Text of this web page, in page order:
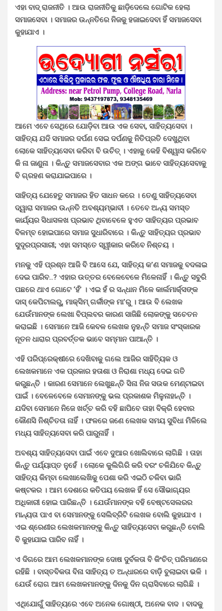
ଏହା ବାଦ୍ ରାଜନୀତି । ଆଉ ରାଜନୀତିକୁ ଛାଡ଼ିଦେଲେ ଗୋଟିକ ହେଲା
ସମାଜସେବା । ସମାଜର ଉନ୍ନତିରେ ନିଜକୁ ହଜାଇଦେବା ହିଁ ସମାଜସେବା
କୁହାଯାଏ ।
ଆମେ ଏବେ ସେଥିରେ ଯୋଡ଼ିବା ଆଉ ଏକ ସେବା, ସାହିତ୍ୟସେବା ।
ସାହିତ୍ୟ ଯଦି ସମାଜର ଦର୍ପଣ ସେଇ ଦର୍ପଣକୁ ନିତିପ୍ରତି ଦେଖୁଥିବା
ଲୋକେ ସାହିତ୍ୟସେବା କରିବା ବି ଉଚିତ୍ । ଏହାକୁ କେହି ବିଶ୍ୱାସ କରିବେ
କି ନା ଜାଣୁନା । କିନ୍ତୁ ସମାଜସେବାର ଏକ ଅଙ୍ଗ ଭାବେ ସାହିତ୍ୟସେବାକୁ
ବି ଗ୍ରହଣ କରାଯାଇପାରେ ।
ସାହିତ୍ୟ ଯେହେତୁ ସମାଜର ହିତ ସାଧନ କରେ । ତେଣୁ ସାହିତ୍ୟସେବା
ଦ୍ୱାରା ସମାଜର ଉନ୍ନତି ଅବଶ୍ୟମ୍ଭାବୀ । ତେବେ ଅନ୍ୟ ସମସ୍ତ
କାର୍ଯ୍ୟର ସିଧାସଳଖ ପ୍ରଭାବ ଥିବାବେଳେ ହୁଏତ ସାହିତ୍ୟର ପ୍ରଭାବ
ବିଳମ୍ବ ହୋଇପାରେ ସମାଜ ସୁଧାରିବାରେ । କିନ୍ତୁ ସାହିତ୍ୟର ପ୍ରଭାବ
ସୁଦୂରପ୍ରସାରୀ; ଏହା ସମସ୍ତେ ସ୍ୱୀକାର କରିବେ ନିଶ୍ଚୟ ।
ମନକୁ ଏହି ପ୍ରଶ୍ନ ଆଜି ବି ଆସେ ଯେ, ସାହିତ୍ୟ କ’ଣ ସମାଜକୁ ବଦଳାଇ
ଦେଇ ପାରିବ..? ଏହାର ଉତ୍ତର ବେଳେବେଳେ ମିଳେନାହିଁ । କିନ୍ତୁ ସବୁରି
ପଛରେ ଥାଏ ଗୋଟେ ‘ହଁ’ । ଏଇ ହଁ ର ସନ୍ଧାନ ମିଳେ କାର୍ଲମାର୍କ୍ସଙ୍କ
ଦାସ୍ କେପିଟାଲରୁ, ମାକ୍ସିମ୍ ଗର୍କୀଙ୍କ ମା’ରୁ । ଆଉ ବି ଲେଖକ
ଯେଉଁମାନଙ୍କ ଲେଖା ବିପ୍ଲବର କାରଣ ସାଜିଛି ଲୋକଙ୍କୁ ସଚେତନ
କରାଇଛି । ସେମାନେ ଆଜି କେବଳ ଲେଖକ ନୁହନ୍ତି ସମାଜ ସଂସ୍କାରକ
ନୂତନ ଧାରାର ପ୍ରବର୍ତ୍ତକ ଭାବେ ସମ୍ମାନ ପାଆନ୍ତି ।
ଏହି ପରିପ୍ରେକ୍ଷୀରେ ଦେଖିବାକୁ ଗଲେ ଆଜିର ସାହିତ୍ୟିକ ଓ
ଲେଖକମାନେ ଏକ ପ୍ରକାର ହତାଶା ଓ ନିରାଶା ମଧ୍ୟ ଦେଇ ଗତି
କରୁଛନ୍ତି । କାରଣ ସେମାନେ ଲେଖୁଛନ୍ତି ସିନା ନିଜ ସଉକ ମେଣ୍ଟାଇବା
ପାଇଁ । ବେଳେବେଳେ ସେମାନଙ୍କୁ ଭଲ ପ୍ରକାଶକ ମିଳୁନାହାନ୍ତି ।
ଯଦିବା ସେମାନେ ନିଜେ ଖର୍ଚ୍ଚ କରି ବହି ଛାପିବେ ତାହା ବିକ୍ରି ହେବାର
କୌଣସି ନିଶ୍ଚିତତା ନାହିଁ । ଫଳରେ ଜଣେ ଲେଖକ ସମୟ ସୁବିଧା ମିଳିଲେ
ମଧ୍ୟ ସାହିତ୍ୟସେବା କରି ପାରୁନାହିଁ ।
ଅବଶ୍ୟ ସାହିତ୍ୟସେବା ପାଇଁ ଏବେ ଦୁଆର ଖୋଲିବାରେ ଲାଗିଛି । ତାହା
କିନ୍ତୁ ପର୍ଯ୍ୟାପ୍ତ ନୁହେଁ । ଲୋକେ କୁଲିଗିରି କରି ବରଂ ଚଳିଯିବେ କିନ୍ତୁ
ସାହିତ୍ୟ କିମ୍ବା ଲେଖାଲେଖିକୁ ପେଶା କରି ଏଇଠି ଚଳିବା ଭାରି
କଷ୍ଟକର । ଆମ ଦେଶରେ କତିପୟ ଲେଖକ ହିଁ ସେ ସୌଭାଗ୍ୟର
ଅଧିକାରୀ ହୋଇ ପାରିଛନ୍ତି । ଯେଉଁମାନଙ୍କ ବହି ବେଷ୍ଟସେଲରର
ମାନ୍ୟତା ପାଏ ବା ସେମାନଙ୍କୁ ସେଲିବ୍ରିଟି ଲେଖକ ବୋଲି କୁହାଯାଏ ।
ଏଇ ଶ୍ରେଣୀର ଲେଖକମାନଙ୍କୁ କିନ୍ତୁ ସାହିତ୍ୟସେବା କରୁଛନ୍ତି ବୋଲି
ବି କୁହାଯାଇ ପାରିବ ନାହିଁ ।
ଏ ଦିଗରେ ଆମ ଲେଖକମାନଙ୍କ ଦୋଷ ଦୁର୍ବଳତା ବି କିଂଚିତ୍ ପରିମାଣରେ
ରହିଛି । ବାସ୍ତବିକତା ବିନା ସାହିତ୍ୟ ତ ଅନ୍ଧାରରେ ବାଡ଼ି ବୁଲାଇବା ଭଳି ।
ଯେଉଁ ରୋଗ ଆମ ଲେଖକମାନଙ୍କୁ ଦିନକୁ ଦିନ ଗ୍ରାସିବାରେ ଲାଗିଛି ।
ଏଥିଯୋଗୁଁ ସାହିତ୍ୟରେ ଏବେ ଅନେକ ଗୋଷ୍ଠୀ, ଅନେକ ବାଦ । ବାଦକୁ